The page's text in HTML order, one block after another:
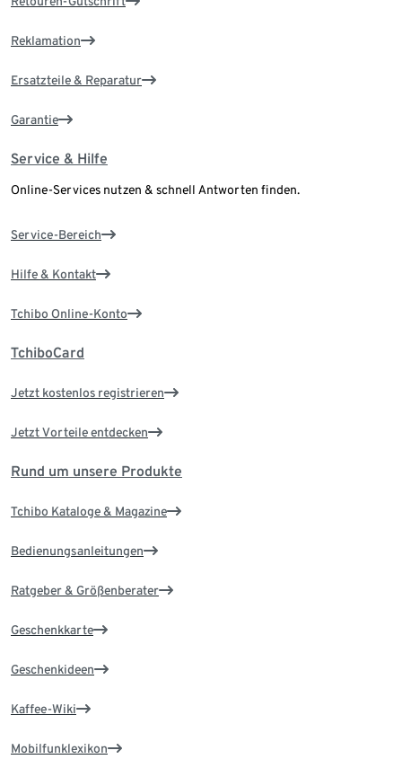
Reklamation
Ersatzteile & Reparatur
Garantie
Service & Hilfe
Online-Services nutzen & schnell Antworten finden.
Service-Bereich
Hilfe & Kontakt
Tchibo Online-Konto
TchiboCard
Jetzt kostenlos registrieren
Jetzt Vorteile entdecken
Rund um unsere Produkte
Tchibo Kataloge & Magazine
Bedienungsanleitungen
Ratgeber & Größenberater
Geschenkkarte
Geschenkideen
Kaffee-Wiki
Mobilfunklexikon